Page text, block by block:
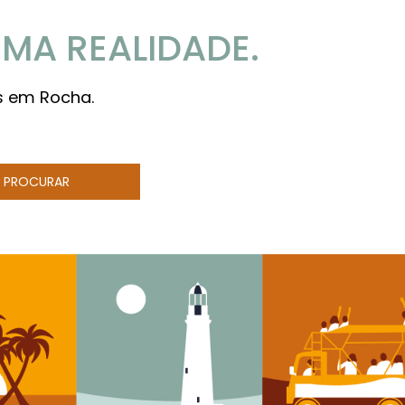
REALIDADE.
Rocha.